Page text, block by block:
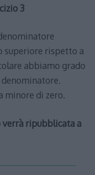
3
superiore rispetto a
abbiamo grado
minore di zero.
verrà ripubblicata a